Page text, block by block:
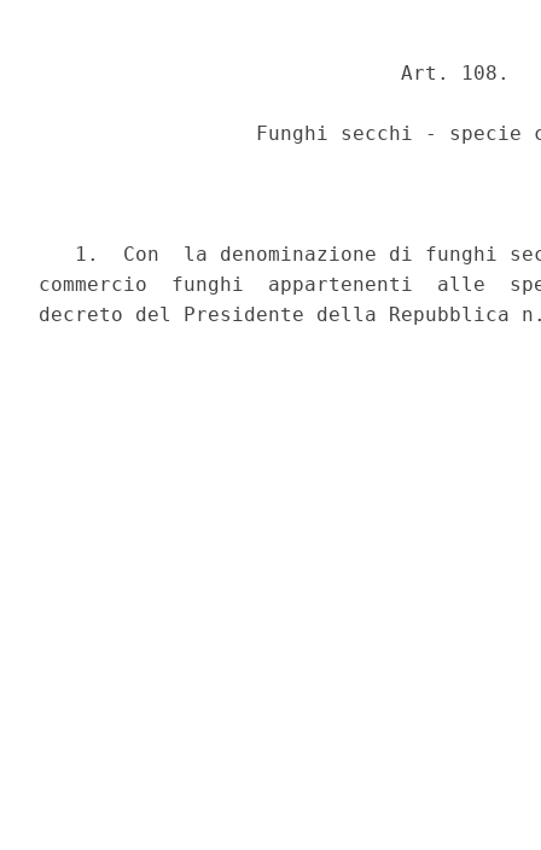
                              Art. 108.
Funghi secchi - specie
1.  Con  la denominazione di funghi
commercio  funghi  appartenenti  alle